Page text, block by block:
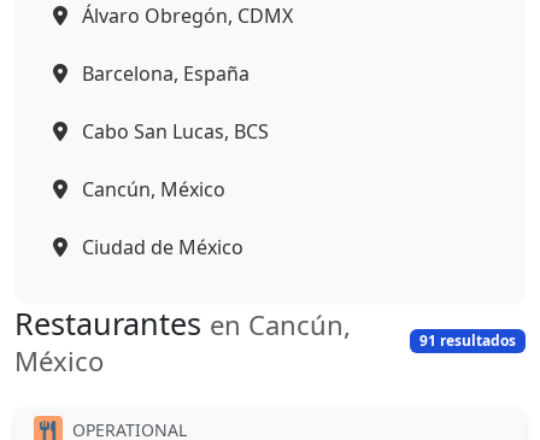
Álvaro Obregón, CDMX
Barcelona, España
Cabo San Lucas, BCS
Cancún, México
Ciudad de México
Restaurantes en Cancún,
México
91 resultados
OPERATIONAL